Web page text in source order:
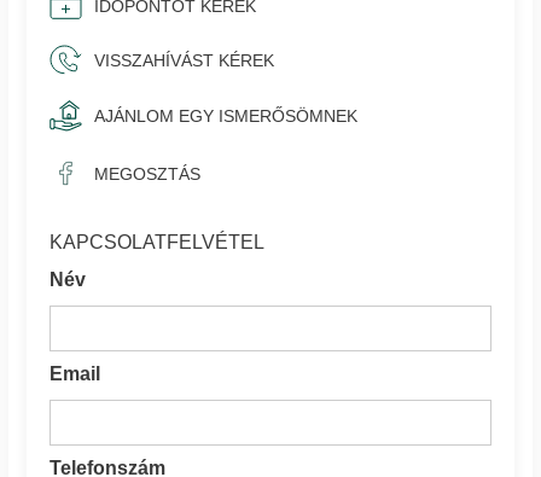
IDŐPONTOT KÉREK
VISSZAHÍVÁST KÉREK
AJÁNLOM EGY ISMERŐSÖMNEK
MEGOSZTÁS
KAPCSOLATFELVÉTEL
Név
Email
Telefonszám